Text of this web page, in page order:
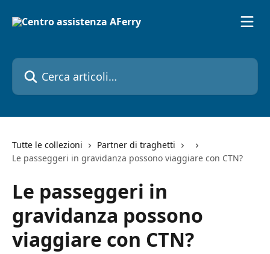
Cerca articoli…
Tutte le collezioni
Partner di traghetti
Le passeggeri in gravidanza possono viaggiare con CTN?
Le passeggeri in
gravidanza possono
viaggiare con CTN?